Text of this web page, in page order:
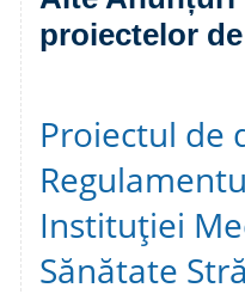
proiectelor
Proiectul de
Instituţiei
Sănătate